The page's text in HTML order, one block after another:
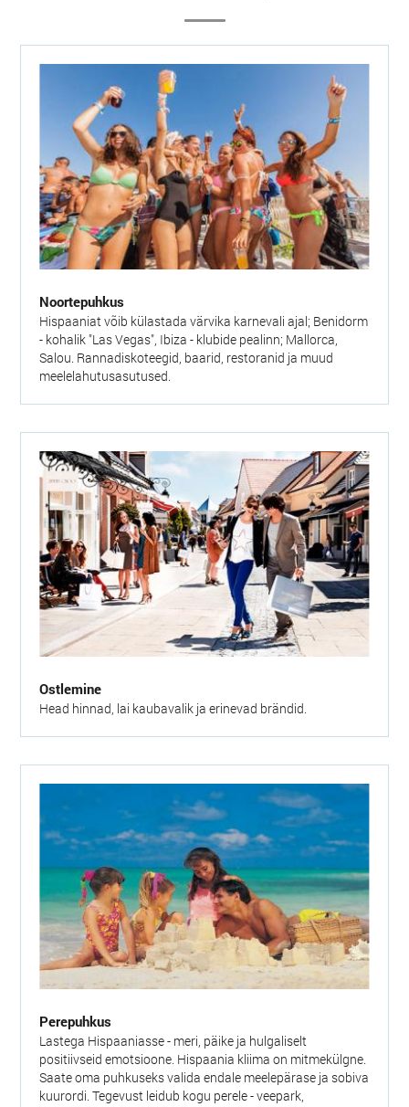
Noortepuhkus
Hispaaniat võib külastada värvika karnevali ajal; Benidorm
- kohalik "Las Vegas", Ibiza - klubide pealinn; Mallorca,
Salou. Rannadiskoteegid, baarid, restoranid ja muud
meelelahutusasutused.
Ostlemine
Head hinnad, lai kaubavalik ja erinevad brändid.
Perepuhkus
Lastega Hispaaniasse - meri, päike ja hulgaliselt
positiivseid emotsioone. Hispaania kliima on mitmekülgne.
Saate oma puhkuseks valida endale meelepärase ja sobiva
kuurordi. Tegevust leidub kogu perele - veepark,